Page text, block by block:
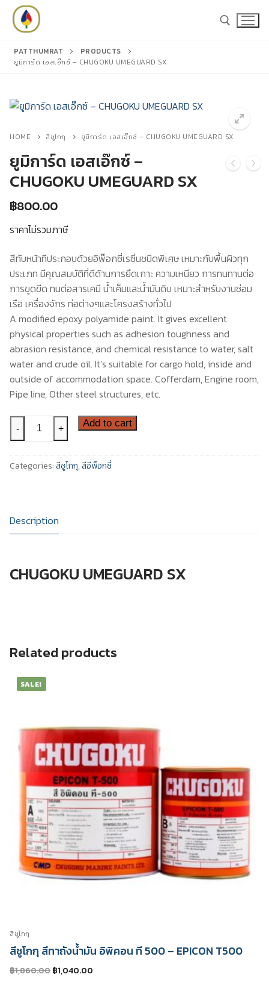
Skip
content
Search
for:
หน้าหลัก
สินค้า
สีชูโกกุ
สีโจตัน
สีอีนเตอร์เนชันแนล
สีทีโอเอ
แคตตาล็อก
บทความ
ติดต่อเรา
PATTHUMRAT
PRODUCTS
ยูมิการ์ด เอสเอ๊กซ์ – CHUGOKU UMEGUARD SX
HOME สีชูโกกุ ยูมิการ์ด เอสเอ๊กซ์ – CHUGOKU UMEGUARD SX
ยูมิการ์ด เอสเอ๊กซ์ –
CHUGOKU UMEGUARD SX
฿800.00
ราคาไม่รวมภาษี
สีทับหน้าทีประกอบด้วยอิพ๊อกซี่เรซิ่นชนิดพิเศษ เหมาะกับพื้นผิวทุก
ประเภท มีคุณสมบัติที่ดีด้านการยึดเกาะ ความเหนียว การทนทานต่อ
การขูดขีด ทนต่อสารเคมี น้ำเค็มและน้ำมันดิบ เหมาะสำหรับงานซ่อม
เรือ เครื่องจักร ท่อต่างๆและโครงสร้างทั่วไป
A modified epoxy polyamide paint. It gives excellent
physical properties such as adhesion toughness and
abrasion resistance, and chemical resistance to water, salt
water and crude oil. It’s suitable for cargo hold, inside and
outside of accommodation space. Cofferdam, Engine room,
Pipe line, Other steel structures, etc.
ยู
มิ
เอ
-
SX
- + Add to cart
Categories:สีชูโกกุ,สีอีพ็อกซี่
Description
CHUGOKU UMEGUARD SX
Related products
SALE!
สีชูโกกุ
สีชูโกกุ สีทาถังน้ำมัน อิพิคอน ที 500 – EPICON T500
฿1,860.00 Original
price
฿1,040.00